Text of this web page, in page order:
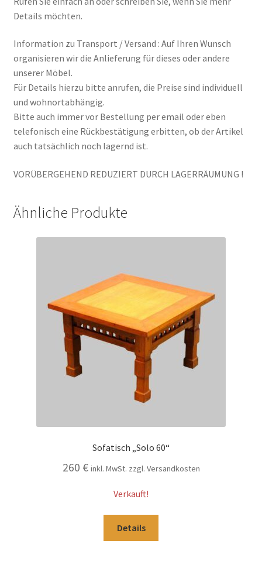
Details möchten.
Information zu Transport / Versand : Auf Ihren Wunsch
organisieren wir die Anlieferung für dieses oder andere
unserer Möbel.
Für Details hierzu bitte anrufen, die Preise sind individuell
und wohnortabhängig.
Bitte auch immer vor Bestellung per email oder eben
telefonisch eine Rückbestätigung erbitten, ob der Artikel
auch tatsächlich noch lagernd ist.
VORÜBERGEHEND REDUZIERT DURCH LAGERRÄUMUNG !
Ähnliche Produkte
Sofatisch „Solo 60“
260 € inkl. MwSt. zzgl. Versandkosten
Verkauft!
Details